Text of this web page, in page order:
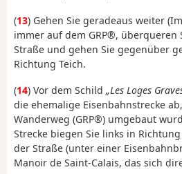
(13) Gehen Sie geradeaus weiter
immer auf dem GRP®, überqueren
Straße und gehen Sie gegenüber
Richtung Teich.
(14) Vor dem Schild „Les Loges
die ehemalige Eisenbahnstrecke
Wanderweg (GRP®) umgebaut
Strecke biegen Sie links in
der Straße (unter einer
Manoir de Saint-Calais, das sich